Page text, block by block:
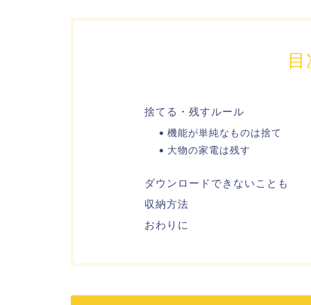
捨てる・残すルール
機能が単純なものは捨て
大物の家電は残す
ダウンロードできないことも
収納方法
おわりに